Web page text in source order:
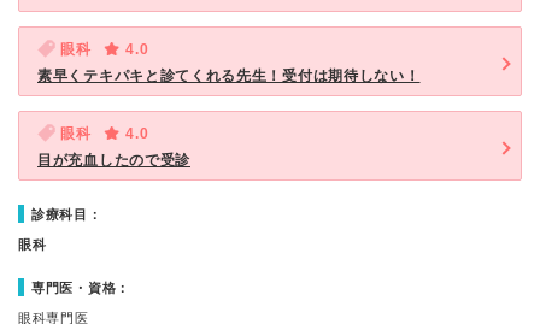
眼科
4.0
素早くテキパキと診てくれる先生！受付は期待しない！
眼科
4.0
目が充血したので受診
診療科目：
眼科
専門医・資格：
眼科専門医